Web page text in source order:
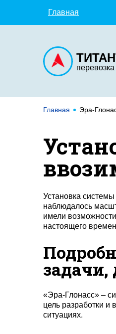
Главная
Главная Эра-
Установка
наблюдалось
имели
настоящего
«Эра-Глонасс» –
цель разработки
ситуациях.